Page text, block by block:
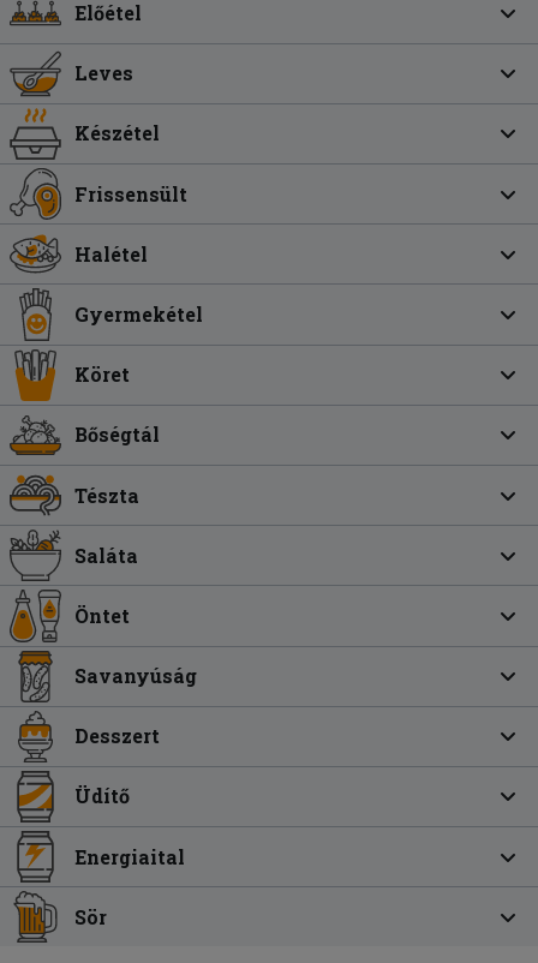
Előétel
Leves
Készétel
Frissensült
Halétel
Gyermekétel
Köret
Bőségtál
Tészta
Saláta
Öntet
Savanyúság
Desszert
Üdítő
Energiaital
Sör